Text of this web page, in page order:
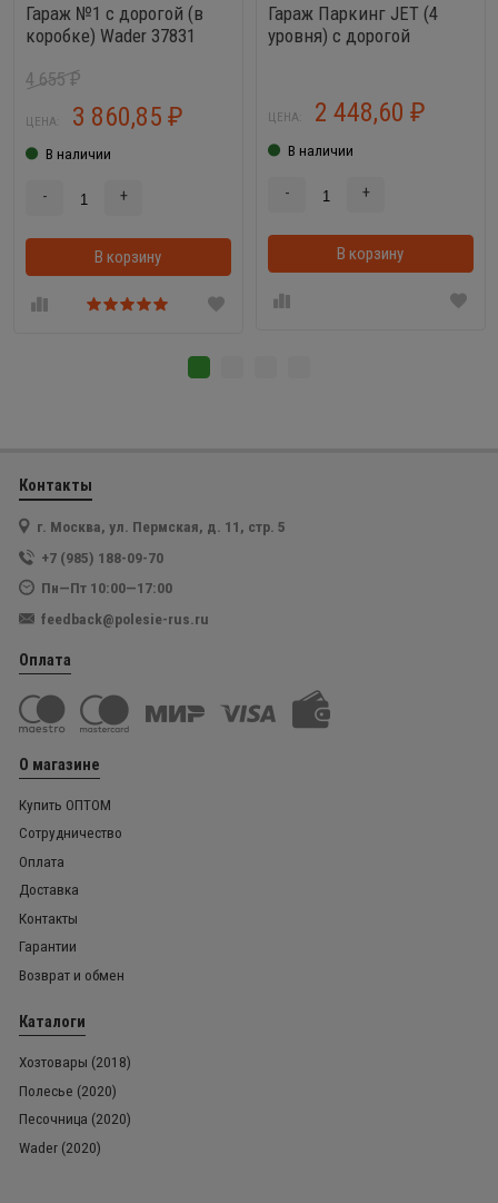
Гараж №1 с дорогой (в
коробке) Wader 37831
4 655₽
ЦЕНА: 3 860,85 ₽
В наличии
- +
В корзину В корзинке
Гараж Паркинг JET (4
уровня) с дорогой
ЦЕНА: 2 448,60 ₽
В наличии
- +
В корзину
Контакты
г. Москва, ул. Пермская, д. 11, стр. 5
+7 (985) 188-09-70
Пн—Пт 10:00—17:00
feedback@polesie-rus.ru
Оплата
О магазине
Купить ОПТОМ
Сотрудничество
Оплата
Доставка
Контакты
Гарантии
Возврат и обмен
Каталоги
Хозтовары (2018)
Полесье (2020)
Песочница (2020)
Wader (2020)